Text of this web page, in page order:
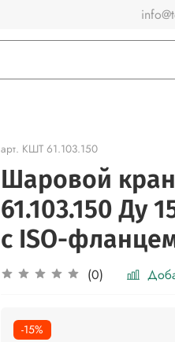
арт. КШТ 61.103.150
Шаровой
61.103.150 Ду
с ISO-
(0)
-15%